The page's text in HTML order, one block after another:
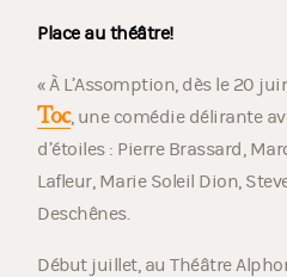
Place au théâtre!
« À L’Assomption, dès le 20
Toc, une comédie délirante
d’étoiles : Pierre Brassard,
Lafleur, Marie Soleil Dion,
Deschênes.
Début juillet, au Théâtre